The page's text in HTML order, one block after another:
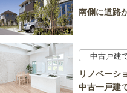
南側に道路
中古戸建
リノベーシ
中古一戸建